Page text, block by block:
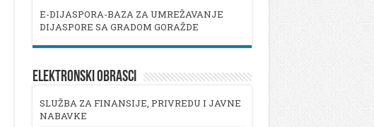
E-DIJASPORA-BAZA ZA UMREŽAVANJE
DIJASPORE SA GRADOM GORAŽDE
ELEKTRONSKI OBRASCI
SLUŽBA ZA FINANSIJE, PRIVREDU I JAVNE
NABAVKE